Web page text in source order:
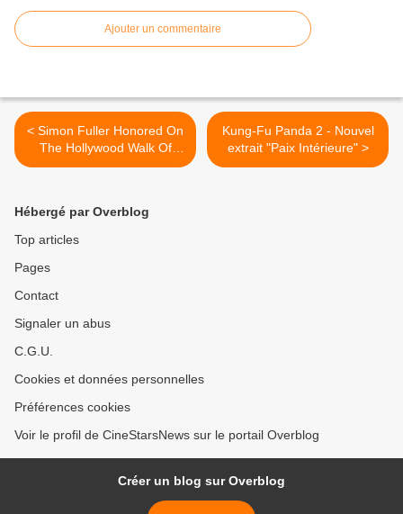
Ajouter un commentaire
< Simon Fuller Honored On
The Hollywood Walk Of
Fame
Kung-Fu Panda 2 - Nouvel
extrait "Paix Intérieure" >
Hébergé par Overblog
Top articles
Pages
Contact
Signaler un abus
C.G.U.
Cookies et données personnelles
Préférences cookies
Voir le profil de CineStarsNews sur le portail Overblog
Créer un blog sur Overblog